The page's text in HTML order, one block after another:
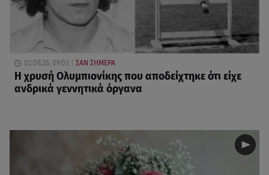
02.08.26, 09:03 ΣΑΝ ΣΗΜΕΡΑ
Η χρυσή Oλυμπιονίκης που αποδείχτηκε ότι είχε
ανδρικά γεννητικά όργανα